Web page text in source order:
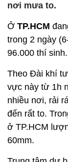
nơi mưa to.
Ở TP.HCM
trong 2 ngày
96.000 thí sinh.
Theo Đài khí
vực này từ 1h
nhiều nơi, rải
đến rất to.
ở TP.HCM
60mm.